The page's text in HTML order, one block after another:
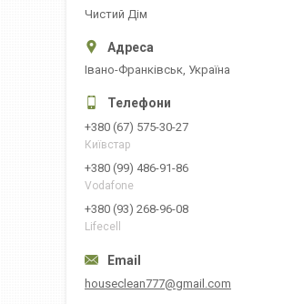
Чистий Дім
Івано-Франківськ, Україна
+380 (67) 575-30-27
Київстар
+380 (99) 486-91-86
Vodafone
+380 (93) 268-96-08
Lifecell
houseclean777@gmail.com